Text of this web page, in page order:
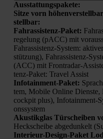
Aus­stat­tungs­pa­ke­te:
Sit­ze vorn
stell­bar:
Fahr­as­sis­tenz-Paket:
re­ge­lung (pACC) mit
Fahr­as­sis­tenz-Sys­tem:
stüt­zung), Fahr­as­sis­tenz-
(ACC) mit Front­ra­dar-
tenz-Paket: Tra­vel Assist
Info­tain­ment-Paket:
tem, Mobi­le Online
cock­pit plus), Info­tain­ment-
ons­sys­tem
Akus­tik­glas Tür­schei­ben
Heck­schei­be abge­dun­kelt
Inte­ri­eur-Design-Paket